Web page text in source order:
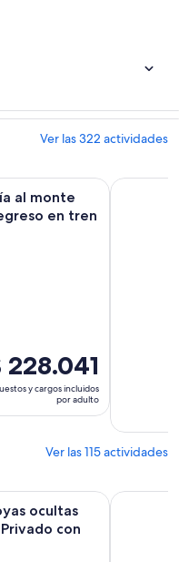
Ver las 322 actividades
al monte
en tren
228.041
y cargos incluidos
por adulto
regreso en tren
Tour de
Ver las 115 actividades
ocultas
con
Tour Privado con un
Tokio :